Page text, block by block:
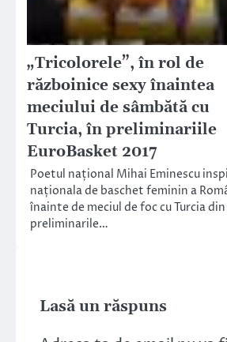
„Tricolorele”, în rol de
războinice sexy înaintea
meciului de sâmbătă cu
Turcia, în preliminariile
EuroBasket 2017
Poetul național Mihai Eminescu
naționala de baschet feminin a
înainte de meciul de foc cu Turcia din
preliminarile…
Lasă un răspuns